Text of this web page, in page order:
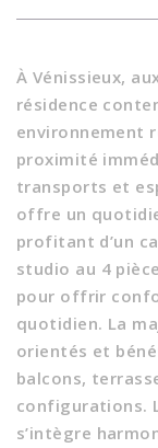
À Vénissieux,
résidence
environnement
proximité
transports et
offre un
profitant d’un
studio au 4
pour offrir
quotidien. La
orientés et
balcons,
configurations.
s’intègre